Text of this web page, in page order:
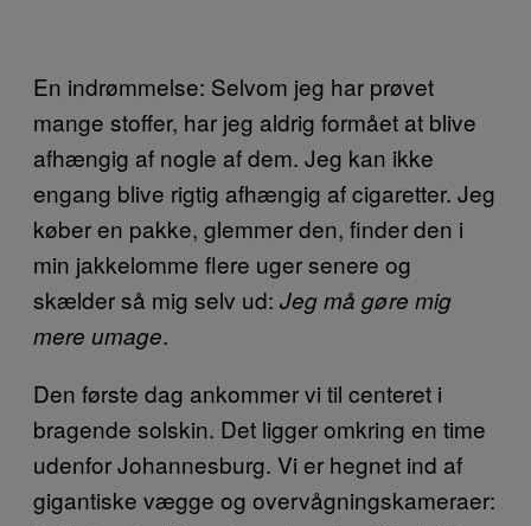
En indrømmelse: Selvom jeg har prøvet
mange stoffer, har jeg aldrig formået at blive
afhængig af nogle af dem. Jeg kan ikke
engang blive rigtig afhængig af cigaretter. Jeg
køber en pakke, glemmer den, finder den i
min jakkelomme flere uger senere og
skælder så mig selv ud: Jeg må gøre mig
mere umage.
Den første dag ankommer vi til centeret i
bragende solskin. Det ligger omkring en time
udenfor Johannesburg. Vi er hegnet ind af
gigantiske vægge og overvågningskameraer: